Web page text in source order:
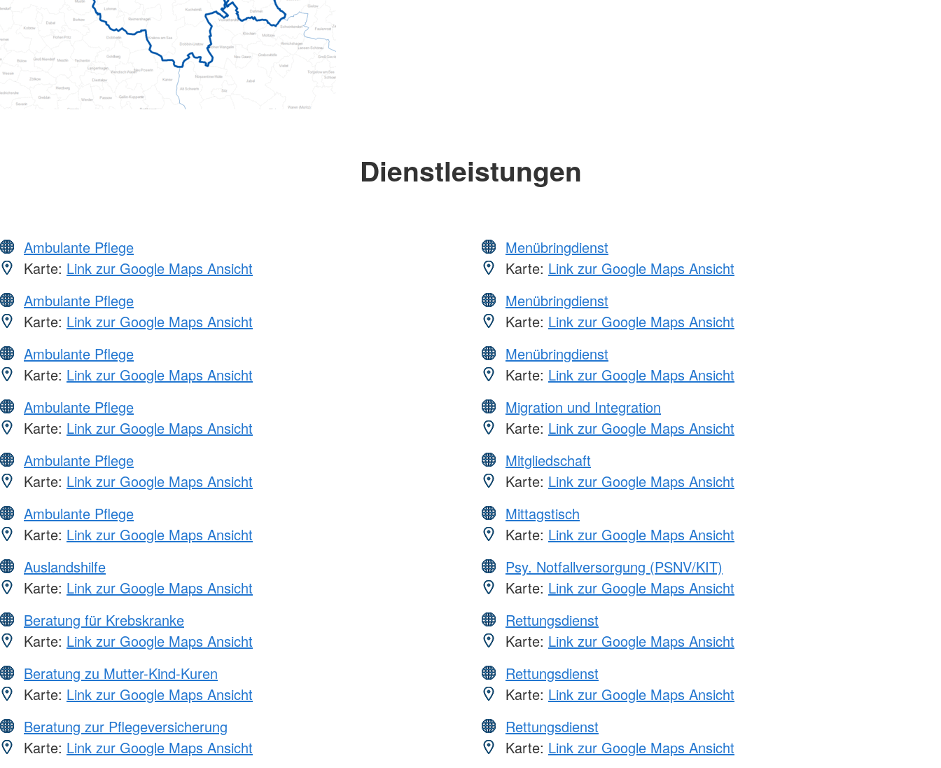
Dienstleistungen
Ambulante Pflege
Karte: Link zur Google Maps Ansicht
Ambulante Pflege
Karte: Link zur Google Maps Ansicht
Ambulante Pflege
Karte: Link zur Google Maps Ansicht
Ambulante Pflege
Karte: Link zur Google Maps Ansicht
Ambulante Pflege
Karte: Link zur Google Maps Ansicht
Ambulante Pflege
Karte: Link zur Google Maps Ansicht
Auslandshilfe
Karte: Link zur Google Maps Ansicht
Beratung für Krebskranke
Karte: Link zur Google Maps Ansicht
Beratung zu Mutter-Kind-Kuren
Karte: Link zur Google Maps Ansicht
Beratung zur Pflegeversicherung
Karte: Link zur Google Maps Ansicht
Menübringdienst
Karte: Link zur Google Maps Ansicht
Menübringdienst
Karte: Link zur Google Maps Ansicht
Menübringdienst
Karte: Link zur Google Maps Ansicht
Migration und Integration
Karte: Link zur Google Maps Ansicht
Mitgliedschaft
Karte: Link zur Google Maps Ansicht
Mittagstisch
Karte: Link zur Google Maps Ansicht
Psy. Notfallversorgung (PSNV/KIT)
Karte: Link zur Google Maps Ansicht
Rettungsdienst
Karte: Link zur Google Maps Ansicht
Rettungsdienst
Karte: Link zur Google Maps Ansicht
Rettungsdienst
Karte: Link zur Google Maps Ansicht